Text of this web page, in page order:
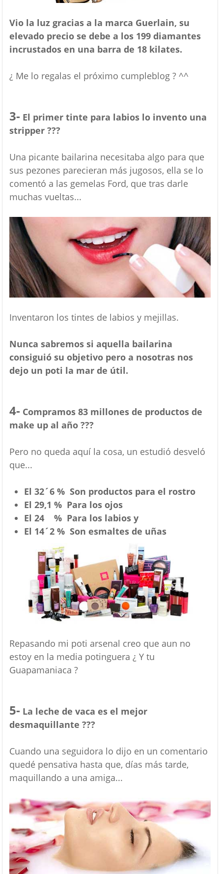
Vio la luz gracias a la marca Guerlain, su
elevado precio se debe a los 199 diamantes
incrustados en una barra de 18 kilates.
¿ Me lo regalas el próximo cumpleblog ? ^^
3- El primer tinte para labios lo invento una
stripper ???
Una picante bailarina necesitaba algo para que
sus pezones parecieran más jugosos, ella se lo
comentó a las gemelas Ford, que tras darle
muchas vueltas...
Inventaron los tintes de labios y mejillas.
Nunca sabremos si aquella bailarina
consiguió su objetivo pero a nosotras nos
dejo un poti la mar de útil.
4- Compramos 83 millones de productos de
make up al año ???
Pero no queda aquí la cosa, un estudió desveló
que...
El 32´6 % Son productos para el rostro
El 29,1 % Para los ojos
El 24 % Para los labios y
El 14´2 % Son esmaltes de uñas
Repasando mi poti arsenal creo que aun no
estoy en la media potinguera ¿ Y tu
Guapamaniaca ?
5- La leche de vaca es el mejor
desmaquillante ???
Cuando una seguidora lo dijo en un comentario
quedé pensativa hasta que, días más tarde,
maquillando a una amiga...